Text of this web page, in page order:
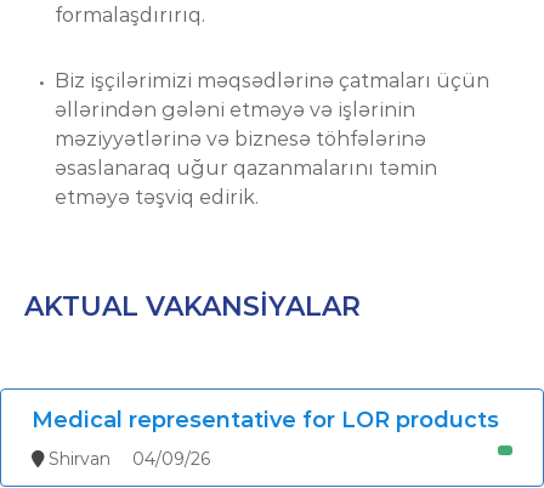
formalaşdırırıq.
Biz işçilərimizi məqsədlərinə çatmaları üçün
əllərindən gələni etməyə və işlərinin
məziyyətlərinə və biznesə töhfələrinə
əsaslanaraq uğur qazanmalarını təmin
etməyə təşviq edirik.
AKTUAL VAKANSIYALAR
Medical representative for LOR products
Shirvan 04/09/26